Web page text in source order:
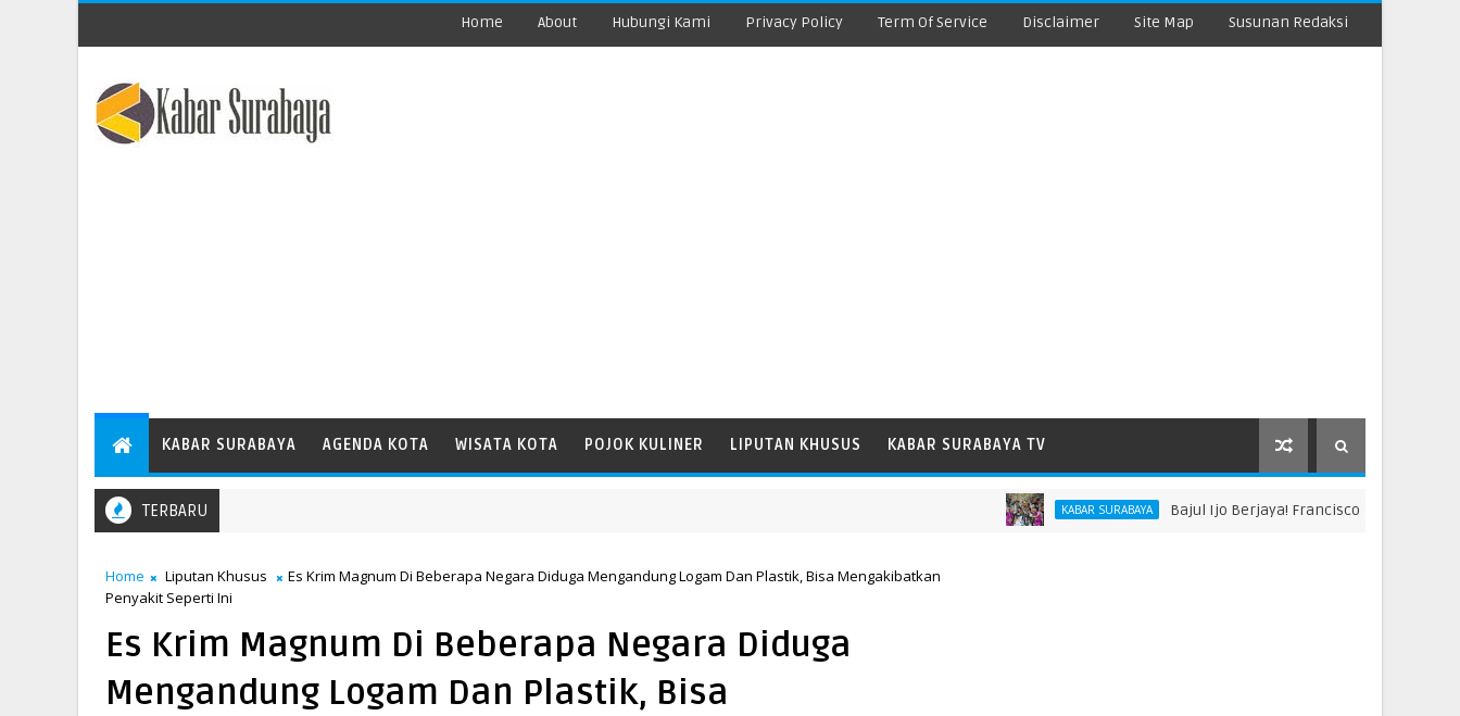
Home About Hubungi Kami Privacy Policy Term Of Service Disclaimer Site Map Susunan Redaksi
KABAR SURABAYA AGENDA KOTA WISATA KOTA POJOK KULINER LIPUTAN KHUSUS KABAR SURABAYA TV
TERBARU KABAR SURABAYA Bajul Ijo Berjaya! Francisco Rivera hingga Bonek
Home Liputan Khusus
Es Krim Magnum Di Beberapa Negara Diduga Mengandung Logam Dan Plastik, Bisa Mengakibatkan
Penyakit Seperti Ini
Es Krim Magnum Di Beberapa Negara Diduga
Mengandung Logam Dan Plastik, Bisa